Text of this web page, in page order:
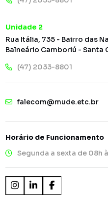
Unidade 2
Rua Itália, 735 - Bairro das
Balneário Camboriú - Santa
(47) 2033-8801
falecom@mude.etc.br
Horário de Funcionamento
Segunda a sexta de 08h